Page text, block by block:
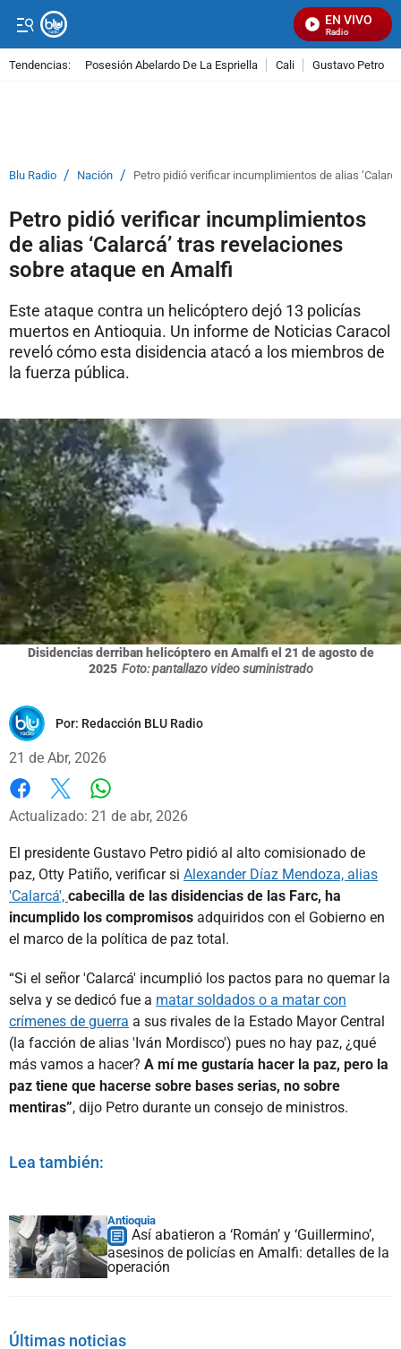
EN VIVO
Señal Visual Radio
Tendencias: Posesión Abelardo De La Espriella Cali Gustavo Petro
Blu Radio / Nación / Petro pidió verificar incumplimientos de alias
Petro pidió verificar incumplimientos
de alias ‘Calarcá’ tras revelaciones
sobre ataque en Amalfi
Este ataque contra un helicóptero dejó 13 policías
muertos en Antioquia. Un informe de Noticias Caracol
reveló cómo esta disidencia atacó a los miembros de
la fuerza pública.
Disidencias derriban helicóptero en Amalfi el 21 de agosto de
2025 Foto: pantallazo video suministrado
Por: Redacción BLU Radio
21 de Abr, 2026
Facebook
X
Actualizado: 21 de abr, 2026
El presidente Gustavo Petro pidió al alto comisionado de
paz, Otty Patiño, verificar si Alexander Díaz Mendoza, alias
'Calarcá', cabecilla de las disidencias de las Farc, ha
incumplido los compromisos adquiridos con el Gobierno en
el marco de la política de paz total.
“Si el señor 'Calarcá' incumplió los pactos para no quemar la
selva y se dedicó fue a matar soldados o a matar con
crímenes de guerra a sus rivales de la Estado Mayor Central
(la facción de alias 'Iván Mordisco') pues no hay paz, ¿qué
más vamos a hacer? A mí me gustaría hacer la paz, pero la
paz tiene que hacerse sobre bases serias, no sobre
mentiras”, dijo Petro durante un consejo de ministros.
Lea también:
Antioquia
Así abatieron a ‘Román’ y ‘Guillermino’,
asesinos de policías en Amalfi: detalles de la
operación
Últimas noticias